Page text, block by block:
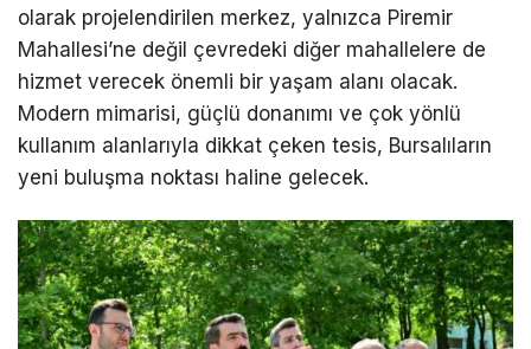
olarak projelendirilen merkez, yalnızca Piremir
Mahallesi’ne değil çevredeki diğer mahallelere de
hizmet verecek önemli bir yaşam alanı olacak.
Modern mimarisi, güçlü donanımı ve çok yönlü
kullanım alanlarıyla dikkat çeken tesis, Bursalıların
yeni buluşma noktası haline gelecek.